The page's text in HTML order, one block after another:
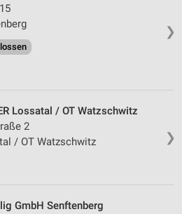
❯
❯
Lossatal / OT Watzschwitz
2
/ OT Watzschwitz
GmbH Senftenberg